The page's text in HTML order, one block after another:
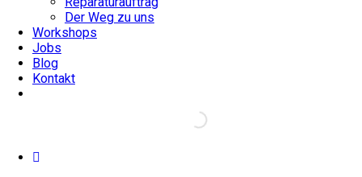
Der Weg zu uns
Workshops
Jobs
Blog
Kontakt